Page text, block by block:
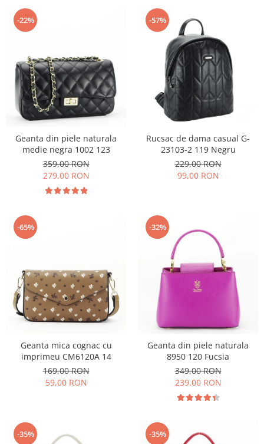
-22%
Geanta din piele naturala
medie negra 1002 123
359,00 RON
279,00 RON
-57%
Rucsac de dama casual G-
23103-2 119 Negru
229,00 RON
99,00 RON
-65%
Geanta mica cognac cu
imprimeu CM6120A 14
169,00 RON
59,00 RON
-32%
Geanta din piele naturala
8950 120 Fucsia
349,00 RON
239,00 RON
-35% -35%